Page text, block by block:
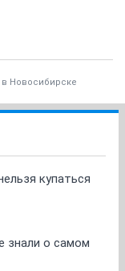
Новосибирске
купаться
знали о самом